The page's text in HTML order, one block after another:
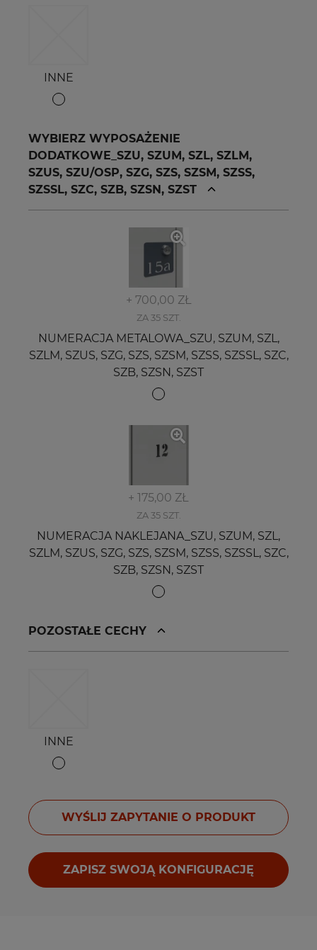
INNE
WYBIERZ WYPOSAŻENIE
DODATKOWE_SZU, SZUM, SZL, SZLM,
SZUS, SZU/OSP, SZG, SZS, SZSM, SZSS,
SZSSL, SZC, SZB, SZSN, SZST
+ 700,00 ZŁ
ZA 35 SZT.
NUMERACJA METALOWA_SZU, SZUM, SZL,
SZLM, SZUS, SZG, SZS, SZSM, SZSS, SZSSL, SZC,
SZB, SZSN, SZST
+ 175,00 ZŁ
ZA 35 SZT.
NUMERACJA NAKLEJANA_SZU, SZUM, SZL,
SZLM, SZUS, SZG, SZS, SZSM, SZSS, SZSSL, SZC,
SZB, SZSN, SZST
POZOSTAŁE CECHY
INNE
WYŚLIJ ZAPYTANIE O PRODUKT
ZAPISZ SWOJĄ KONFIGURACJĘ